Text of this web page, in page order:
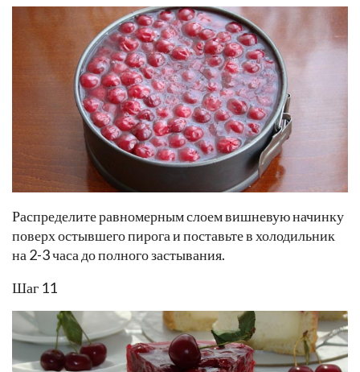
Распределите равномерным слоем вишневую начинку
поверх остывшего пирога и поставьте в холодильник
на 2-3 часа до полного застывания.
Шаг 11